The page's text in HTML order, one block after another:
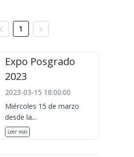
1
Expo Posgrado
2023
2023-03-15 18:00:00
Miércoles 15 de marzo
desde la...
Leer más